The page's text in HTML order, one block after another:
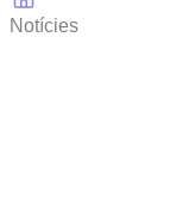
Notícies